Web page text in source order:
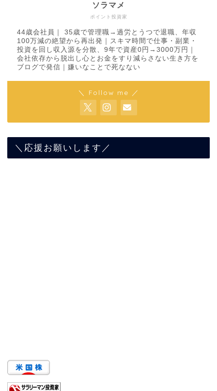
ポイント投資家
ソラマメ
44歳会社員｜ 35歳で管理職→過労とうつで退職、年収
100万減の絶望から再出発｜スキマ時間で仕事・副業・
投資を回し収入源を分散、9年で資産0円→3000万円｜
会社依存から脱出し心とお金をすり減らさない生き方を
ブログで発信｜嫌いなことで死なない
＼ Follow me ／
＼応援お願いします／